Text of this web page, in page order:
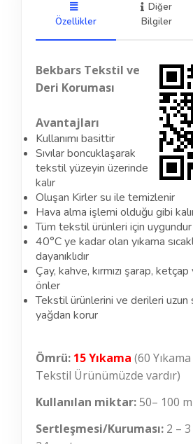
Özellikler
Diğer
Bilgiler
Bekbars Tekstil ve
Deri Koruması
Avantajları
Kullanımı basittir
Sıvılar boncuklaşarak
tekstil yüzeyin üzerinde
kalır
Oluşan Kirler su ile temizlenir
Hava alma işlemi olduğu gibi
Tüm tekstil ürünleri için uygundur
40°Cye kadar olan yıkama
dayanıklıdır
Çay, kahve, kırmızı şarap,
önler
Tekstil ürünlerini ve derileri uzun
yağdan korur
Ömrü: 15 Yıkama (60
Tekstil Ürünümüzde vardır)
Kullanılan miktar:50– 100
Sertleşmesi/Kuruması: 2 –